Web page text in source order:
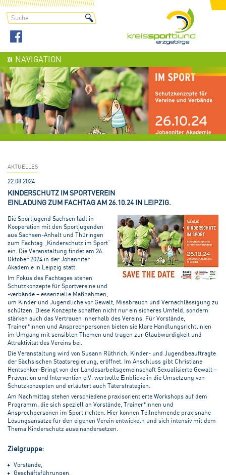
NAVIGATION
AKTUELLES
22.08.2024
KINDERSCHUTZ IM SPORTVEREIN
EINLADUNG ZUM FACHTAG AM 26.10.24 IN LEIPZIG.
Die Sportjugend Sachsen lädt in
Kooperation mit den Sportjugenden
aus Sachsen-Anhalt und Thüringen
zum Fachtag „Kinderschutz im Sport“
ein. Die Veranstaltung findet am 26.
Oktober 2024 in der Johanniter
Akademie in Leipzig statt.
Im Fokus des Fachtages stehen
Schutzkonzepte für Sportvereine und
-verbände – essenzielle Maßnahmen,
um Kinder und Jugendliche vor Gewalt, Missbrauch und Vernachlässigung zu
schützen. Diese Konzepte schaffen nicht nur ein sicheres Umfeld, sondern
stärken auch das Vertrauen innerhalb des Vereins. Für Vorstände,
Trainer*innen und Ansprechpersonen bieten sie klare Handlungsrichtlinien
im Umgang mit sensiblen Themen und tragen zur Glaubwürdigkeit und
Attraktivität des Vereins bei.
Die Veranstaltung wird von Susann Rüthrich, Kinder- und Jugendbeauftragte
der Sächsischen Staatsregierung, eröffnet. Im Anschluss gibt Christiane
Hentschker-Bringt von der Landesarbeitsgemeinschaft Sexualisierte Gewalt –
Prävention und Intervention e.V. wertvolle Einblicke in die Umsetzung von
Schutzkonzepten und erläutert auch Täterstrategien.
Am Nachmittag stehen verschiedene praxisorientierte Workshops auf dem
Programm, die sich speziell an Vorstände, Trainer*innen und
Ansprechpersonen im Sport richten. Hier können Teilnehmende praxisnahe
Lösungsansätze für den eigenen Verein entwickeln und sich intensiv mit dem
Thema Kinderschutz auseinandersetzen.
Zielgruppe:
Vorstände,
Geschäftsführungen,